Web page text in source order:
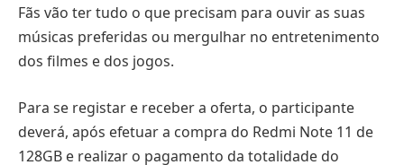
Fãs vão ter tudo o que precisam para ouvir as suas
músicas preferidas ou mergulhar no entretenimento
dos filmes e dos jogos.
Para se registar e receber a oferta, o participante
deverá, após efetuar a compra do Redmi Note 11 de
128GB e realizar o pagamento da totalidade do